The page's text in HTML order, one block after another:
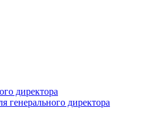
директора
генерального директора